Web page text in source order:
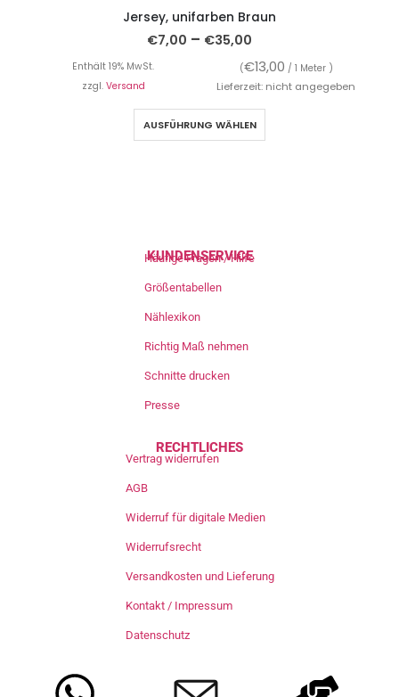
Jersey, unifarben Braun
€7,00 – €35,00
Enthält 19% MwSt. (€13,00 / 1 Meter )
zzgl. Versand Lieferzeit: nicht angegeben
AUSFÜHRUNG WÄHLEN
KUNDENSERVICE
Häufige Fragen / Hilfe
Größentabellen
Nählexikon
Richtig Maß nehmen
Schnitte drucken
Presse
RECHTLICHES
Vertrag widerrufen
AGB
Widerruf für digitale Medien
Widerrufsrecht
Versandkosten und Lieferung
Kontakt / Impressum
Datenschutz